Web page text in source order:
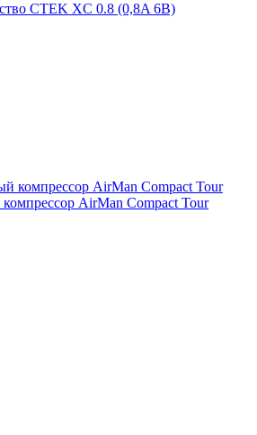
CTEK XC 0.8 (0,8A 6В)
AirMan Compact Tour